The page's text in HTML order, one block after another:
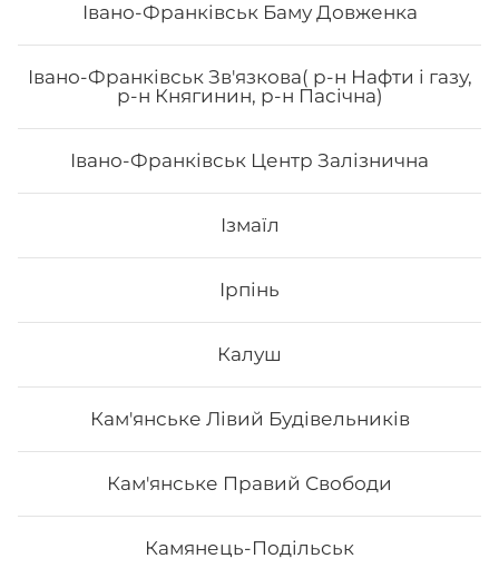
Івано-Франківськ Баму Довженка
Івано-Франківськ Зв'язкова( р-н Нафти і газу,
р-н Княгинин, р-н Пасічна)
Івано-Франківськ Центр Залізнична
Ізмаїл
Ірпінь
Калуш
Кам'янське Лівий Будівельників
Кам'янське Правий Свободи
Камянець-Подільськ
Сет Osama
Вага: 1180 г Склад: рол гриль голд, спайсі рол 🌶️,
філадельфія з лососем, авокадо рол з лососем